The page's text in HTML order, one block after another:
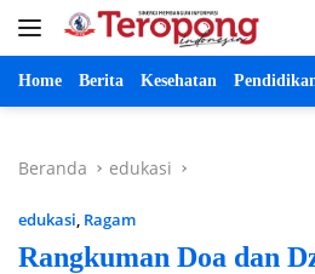
Langsung
Home Berita Kesehatan
Beranda edukasi
edukasi, Ragam
Rangkuman Doa dan